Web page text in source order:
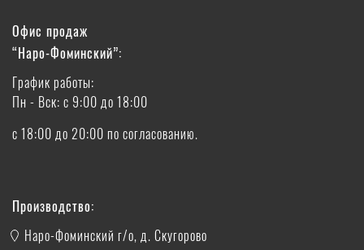
Офис продаж
“Наро-Фоминский”:
График работы:
Пн - Вск: с 9:00 до 18:00
с 18:00 до 20:00 по согласованию.
Производство:
Наро-Фоминский г/о, д. Скугорово